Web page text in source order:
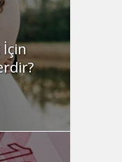
İçin